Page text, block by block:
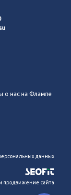
о нас на Флампе
данных
продвижение сайта